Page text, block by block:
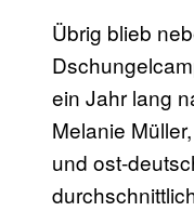
Übrig blieb
ein Jahr lang
Melanie
und ost-